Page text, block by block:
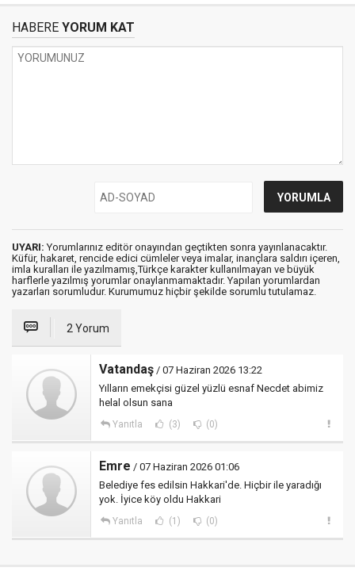
HABERE YORUM KAT
UYARI: Yorumlarınız editör onayından geçtikten sonra yayınlanacaktır.
Küfür, hakaret, rencide edici cümleler veya imalar, inançlara saldırı içeren,
imla kuralları ile yazılmamış,Türkçe karakter kullanılmayan ve büyük
harflerle yazılmış yorumlar onaylanmamaktadır. Yapılan yorumlardan
yazarları sorumludur. Kurumumuz hiçbir şekilde sorumlu tutulamaz.
2 Yorum
Vatandaş / 07 Haziran 2026 13:22
Yılların emekçisi güzel yüzlü esnaf Necdet abimiz
helal olsun sana
Yanıtla (3) (0)
Emre / 07 Haziran 2026 01:06
Belediye fes edilsin Hakkari'de. Hiçbir ile yaradığı
yok. İyice köy oldu Hakkari
Yanıtla (1) (0)